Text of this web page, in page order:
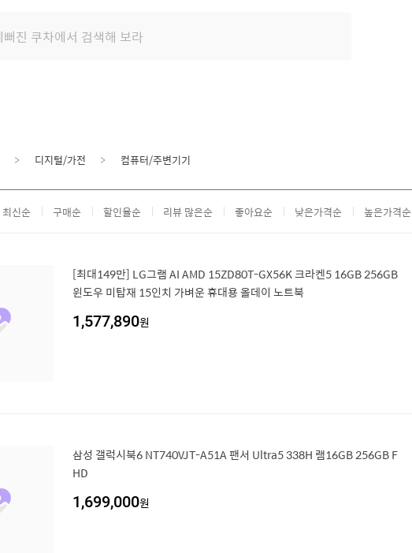
디지털/가전 컴퓨터/주변기기
최신순 구매순 할인율순 리뷰 많은순 좋아요순 낮은가격순 높은가격순
[최대149만] LG그램 AI AMD 15ZD80T-GX56K 크라켄5 16GB 256GB
윈도우 미탑재 15인치 가벼운 휴대용 올데이 노트북
1,577,890원
삼성 갤럭시북6 NT740VJT-A51A 팬서 Ultra5 338H 램16GB 256GB F
HD
1,699,000원